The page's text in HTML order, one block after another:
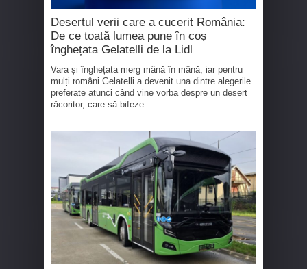
Desertul verii care a cucerit România:
De ce toată lumea pune în coș
înghețata Gelatelli de la Lidl
Vara și înghețata merg mână în mână, iar pentru
mulți români Gelatelli a devenit una dintre alegerile
preferate atunci când vine vorba despre un desert
răcoritor, care să bifeze...